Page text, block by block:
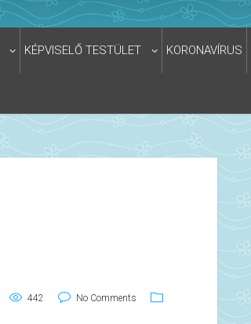
KÉPVISELŐ TESTÜLET KORONAVÍRUS
442 No Comments